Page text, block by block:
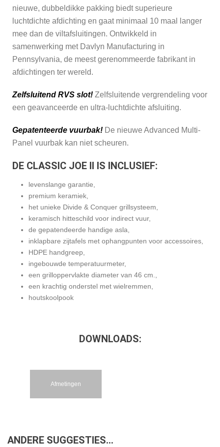
nieuwe, dubbeldikke pakking biedt superieure
luchtdichte afdichting en gaat minimaal 10 maal langer
mee dan de viltafsluitingen. Ontwikkeld in
samenwerking met Davlyn Manufacturing in
Pennsylvania, de meest gerenommeerde fabrikant in
afdichtingen ter wereld.
Zelfsluitend RVS slot! Zelfsluitende vergrendeling voor
een geavanceerde en ultra-luchtdichte afsluiting.
Gepatenteerde vuurbak! De nieuwe Advanced Multi-
Panel vuurbak kan niet scheuren.
DE CLASSIC JOE II IS INCLUSIEF:
levenslange garantie,
premium keramiek,
het unieke Divide & Conquer grillsysteem,
keramisch hitteschild voor indirect vuur,
de gepatendeerde handige asla,
inklapbare zijtafels met ophangpunten voor accessoires,
HDPE handgreep,
ingebouwde temperatuurmeter,
een grilloppervlakte diameter van 46 cm.,
een krachtig onderstel met wielremmen,
houtskoolpook
DOWNLOADS:
Afmetingen
ANDERE SUGGESTIES…